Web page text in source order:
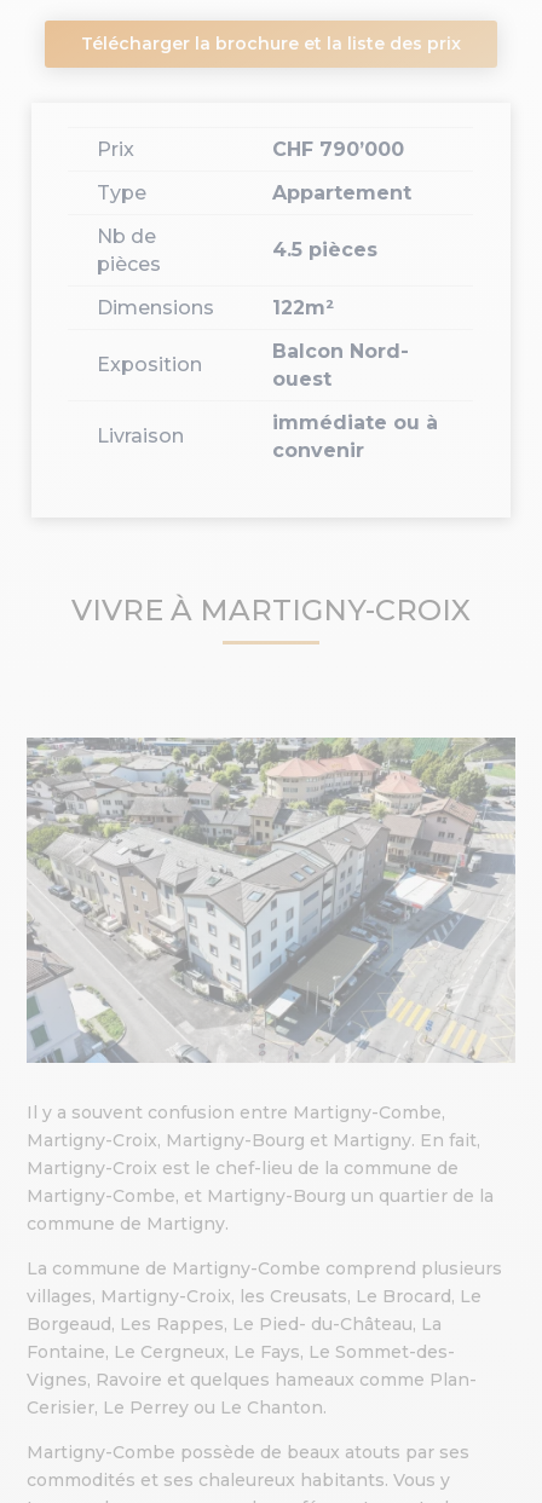
Télécharger la brochure et la liste des prix
Prix
CHF 790’000
Type
Appartement
Nb de
pièces
4.5 pièces
Dimensions 122m²
Exposition
Balcon Nord-
ouest
Livraison
immédiate ou à
convenir
VIVRE À MARTIGNY-CROIX
Il y a souvent confusion entre Martigny-Combe,
Martigny-Croix, Martigny-Bourg et Martigny. En fait,
Martigny-Croix est le chef-lieu de la commune de
Martigny-Combe, et Martigny-Bourg un quartier de la
commune de Martigny.
La commune de Martigny-Combe comprend plusieurs
villages, Martigny-Croix, les Creusats, Le Brocard, Le
Borgeaud, Les Rappes, Le Pied- du-Château, La
Fontaine, Le Cergneux, Le Fays, Le Sommet-des-
Vignes, Ravoire et quelques hameaux comme Plan-
Cerisier, Le Perrey ou Le Chanton.
Martigny-Combe possède de beaux atouts par ses
commodités et ses chaleureux habitants. Vous y